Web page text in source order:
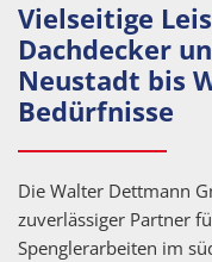
Vielseitige
Dachdecker
Neustadt bis
Bedürfnisse
Die Walter Dettmann
zuverlässiger Partner
Spenglerarbeiten im